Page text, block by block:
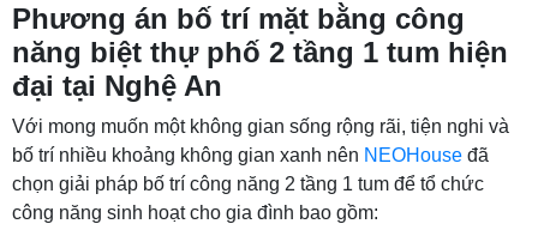
Phương án bố trí mặt bằng công
năng biệt thự phố 2 tầng 1 tum hiện
đại tại Nghệ An
Với mong muốn một không gian sống rộng rãi, tiện nghi và
bố trí nhiều khoảng không gian xanh nên NEOHouse đã
chọn giải pháp bố trí công năng 2 tầng 1 tum để tổ chức
công năng sinh hoạt cho gia đình bao gồm: